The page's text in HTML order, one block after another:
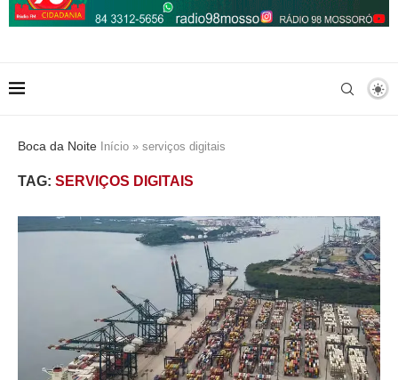
Boca da Noite Início » serviços digitais
TAG: SERVIÇOS DIGITAIS